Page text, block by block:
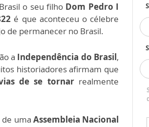
o seu filho Dom Pedro I
é que aconteceu o célebre
de permanecer no Brasil.
a Independência do Brasil,
historiadores afirmam que
de se tornar realmente
uma Assembleia Nacional